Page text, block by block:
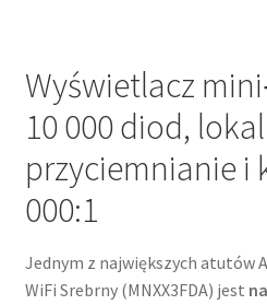
Wyświetlacz
10 000 diod,
przyciemnianie i
000:1
Jednym z największych atutów
WiFi Srebrny (MNXX3FDA) jest